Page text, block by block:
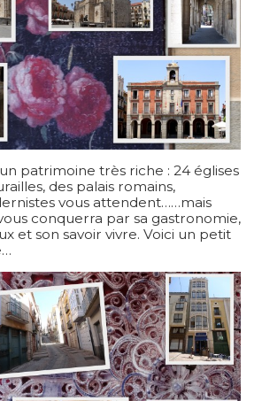
patrimoine très riche : 24 églises
des palais romains,
vous attendent……mais
conquerra par sa gastronomie,
et son savoir vivre. Voici un petit